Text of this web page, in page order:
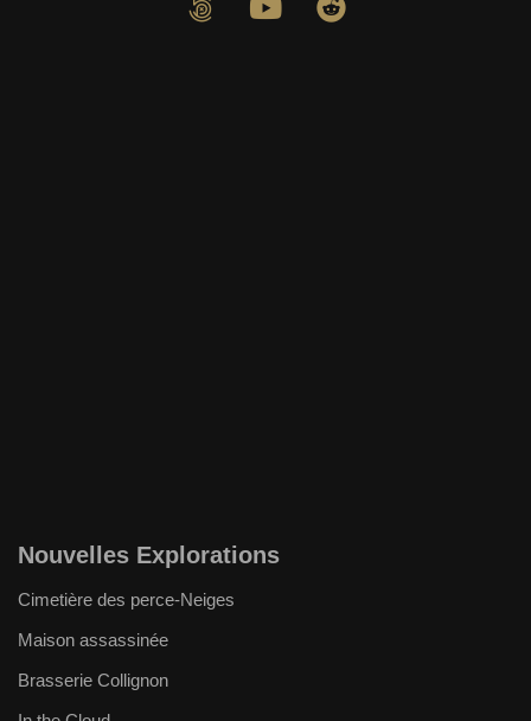
Nouvelles Explorations
Cimetière des perce-Neiges
Maison assassinée
Brasserie Collignon